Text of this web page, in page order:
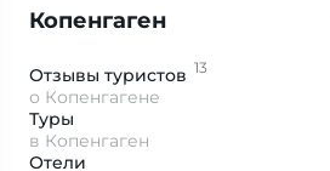
Копенгаген
Отзывы туристов 13
о Копенгагене
Туры
в Копенгаген
Отели